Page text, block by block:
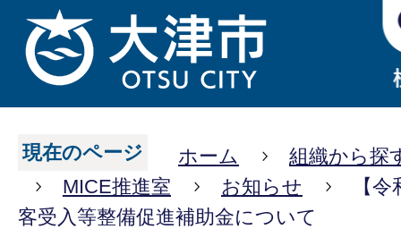
現在のページ ホーム
組織から探
MICE推進室
お知らせ
【
客受入等整備促進補助金について